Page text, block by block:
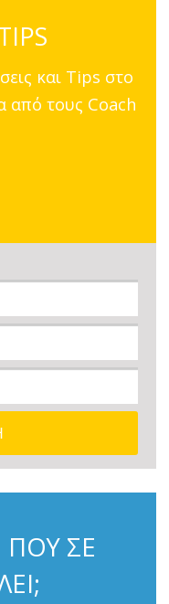
και Tips στο
από τους Coach
ΠΟΥ ΣΕ